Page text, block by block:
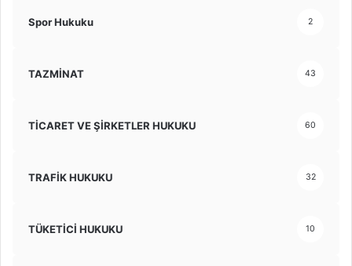
Spor Hukuku 2
TAZMİNAT 43
TİCARET VE ŞİRKETLER HUKUKU 60
TRAFİK HUKUKU 32
TÜKETİCİ HUKUKU 10